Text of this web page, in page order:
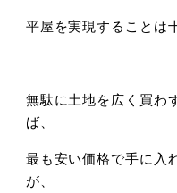
平屋を実現することは
無駄に土地を広く買わ
ば、
最も安い価格で手に入
が、